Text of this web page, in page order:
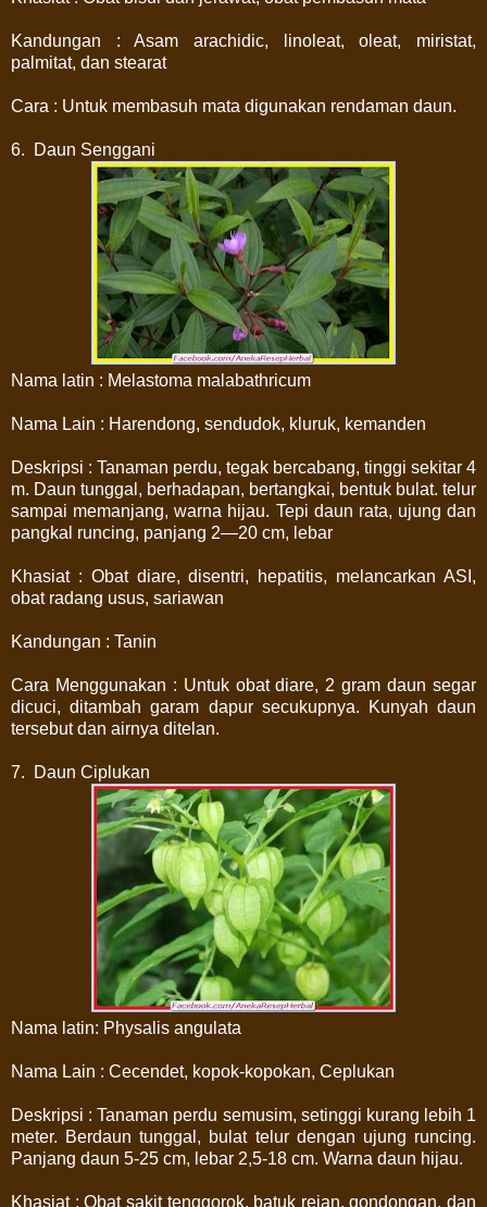
Kandungan : Asam arachidic, linoleat, oleat, miristat,
palmitat, dan stearat
Cara : Untuk membasuh mata digunakan rendaman daun.
6. Daun Senggani
Nama latin : Melastoma malabathricum
Nama Lain : Harendong, sendudok, kluruk, kemanden
Deskripsi : Tanaman perdu, tegak bercabang, tinggi sekitar 4
m. Daun tunggal, berhadapan, bertangkai, bentuk bulat. telur
sampai memanjang, warna hijau. Tepi daun rata, ujung dan
pangkal runcing, panjang 2—20 cm, lebar
Khasiat : Obat diare, disentri, hepatitis, melancarkan ASI,
obat radang usus, sariawan
Kandungan : Tanin
Cara Menggunakan : Untuk obat diare, 2 gram daun segar
dicuci, ditambah garam dapur secukupnya. Kunyah daun
tersebut dan airnya ditelan.
7. Daun Ciplukan
Nama latin: Physalis angulata
Nama Lain : Cecendet, kopok-kopokan, Ceplukan
Deskripsi : Tanaman perdu semusim, setinggi kurang lebih 1
meter. Berdaun tunggal, bulat telur dengan ujung runcing.
Panjang daun 5-25 cm, lebar 2,5-18 cm. Warna daun hijau.
Khasiat : Obat sakit tenggorok, batuk rejan, gondongan, dan